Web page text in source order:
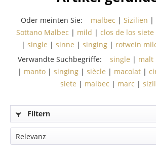
Oder meinten Sie: malbec | Sizilien |
Sottano Malbec | mild | clos de los siete
| single | sinne | singing| rotwein
Verwandte Suchbegriffe:
single | malt
| manto | singing | siècle | macolat |
siete | malbec | marc |
Filtern